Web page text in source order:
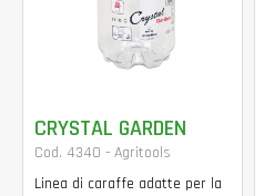
CRYSTAL GARDEN
Cod. 4340 - Agritools
Linea di caraffe adatte per la